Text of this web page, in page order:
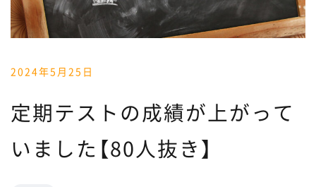
2024年5月25日
定期テストの成績が上がって
いました【80人抜き】